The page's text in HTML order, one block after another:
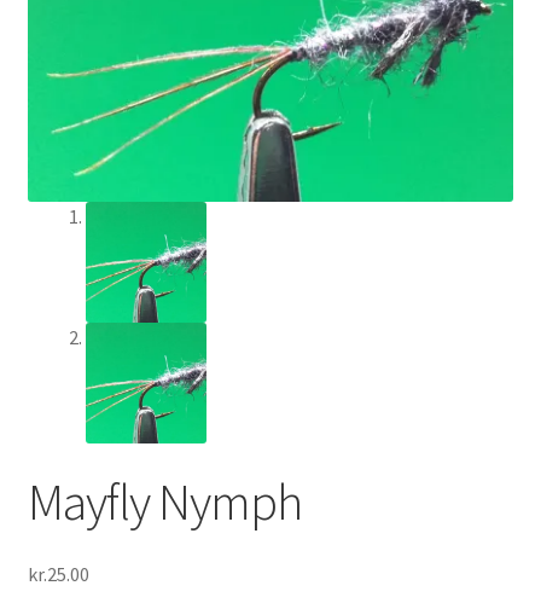
Om Flychef/Impressum
Privatlivspolitik
Shop
Mayfly Nymph
kr.25.00